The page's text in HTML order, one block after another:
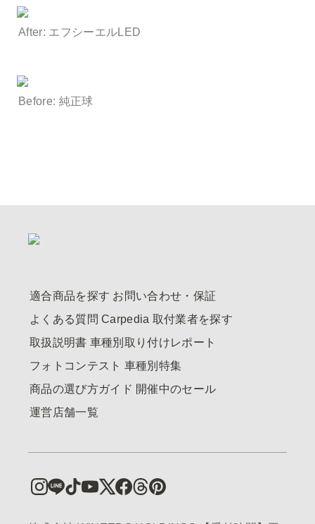
After: エフシーエルLED
Before: 純正球
適合商品を探す お問い合わせ・保証
よくある質問 Carpedia 取付業者を探す
取扱説明書 車種別取り付けレポート
フォトコンテスト 車種別特集
商品の選び方ガイド 開催中のセール
運営店舗一覧